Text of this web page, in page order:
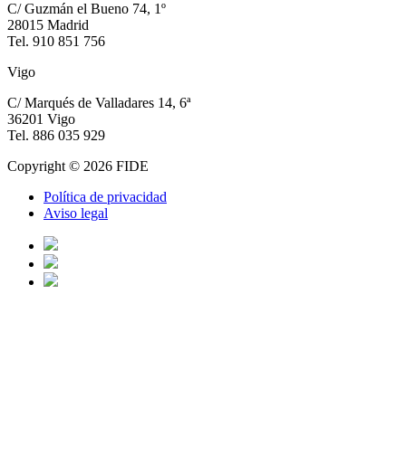
C/ Guzmán el Bueno 74, 1º
28015 Madrid
Tel. 910 851 756
Vigo
C/ Marqués de Valladares 14, 6ª
36201 Vigo
Tel. 886 035 929
Copyright © 2026 FIDE
Política de privacidad
Aviso legal